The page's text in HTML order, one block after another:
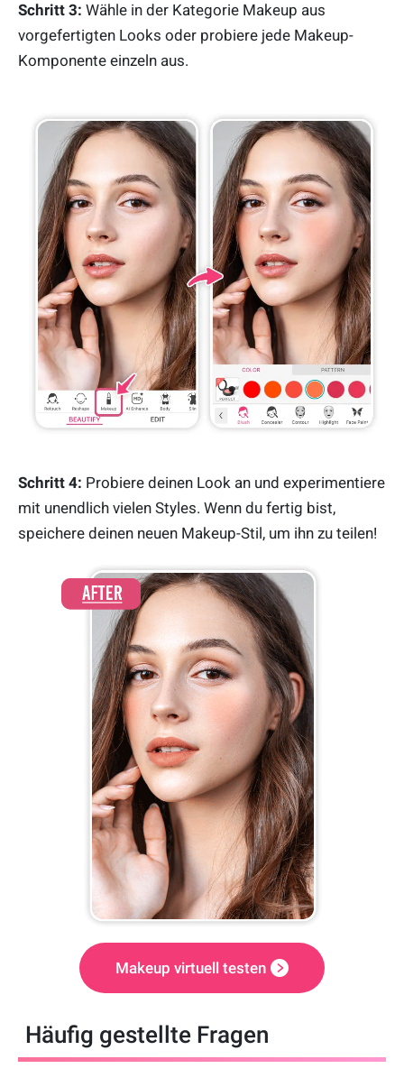
Schritt 3: Wähle in der Kategorie Makeup aus
vorgefertigten Looks oder probiere jede Makeup-
Komponente einzeln aus.
Schritt 4: Probiere deinen Look an und experimentiere
mit unendlich vielen Styles. Wenn du fertig bist,
speichere deinen neuen Makeup-Stil, um ihn zu teilen!
Makeup virtuell testen
Häufig gestellte Fragen